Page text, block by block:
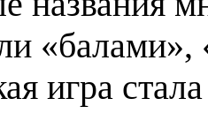
«балами»,
игра